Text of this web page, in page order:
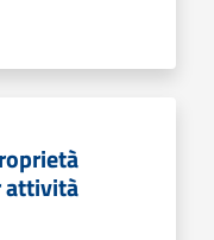
attività